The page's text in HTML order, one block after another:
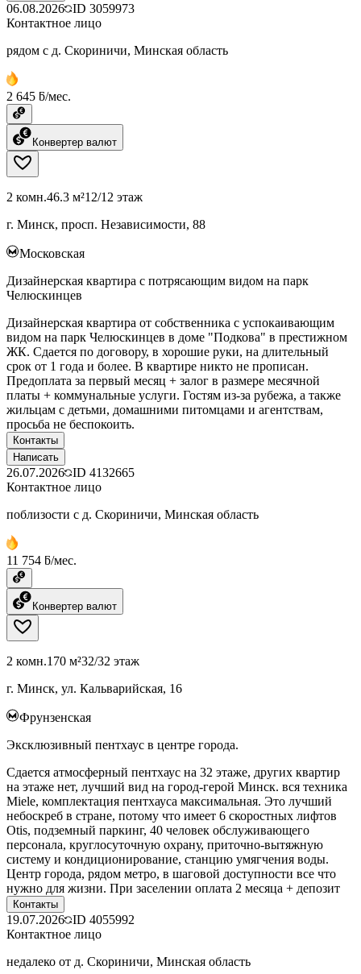
06.08.2026 ID 3059973
Контактное лицо
рядом с д. Скориничи, Минская область
2 645 ƃ/мес.
Конвертер валют
2 комн.46.3 м²12/12 этаж
г. Минск, просп. Независимости, 88
Московская
Дизайнерская квартира с потрясающим видом на парк
Челюскинцев
Дизайнерская квартира от собственника с успокаивающим
видом на парк Челюскинцев в доме "Подкова" в престижном
ЖК. Сдается по договору, в хорошие руки, на длительный
срок от 1 года и более. В квартире никто не прописан.
Предоплата за первый месяц + залог в размере месячной
платы + коммунальные услуги. Гостям из-за рубежа, а также
жильцам с детьми, домашними питомцами и агентствам,
просьба не беспокоить.
Контакты
Написать
26.07.2026 ID 4132665
Контактное лицо
поблизости с д. Скориничи, Минская область
11 754 ƃ/мес.
Конвертер валют
2 комн.170 м²32/32 этаж
г. Минск, ул. Кальварийская, 16
Фрунзенская
Эксклюзивный пентхаус в центре города.
Сдается атмосферный пентхаус на 32 этаже, других квартир
на этаже нет, лучший вид на город-герой Минск. вся техника
Miele, комплектация пентхауса максимальная. Это лучший
небоскреб в стране, потому что имеет 6 скоростных лифтов
Otis, подземный паркинг, 40 человек обслуживающего
персонала, круглосуточную охрану, приточно-вытяжную
систему и кондиционирование, станцию умягчения воды.
Центр города, рядом метро, в шаговой доступности все что
нужно для жизни. При заселении оплата 2 месяца + депозит
Контакты
19.07.2026 ID 4055992
Контактное лицо
недалеко от д. Скориничи, Минская область